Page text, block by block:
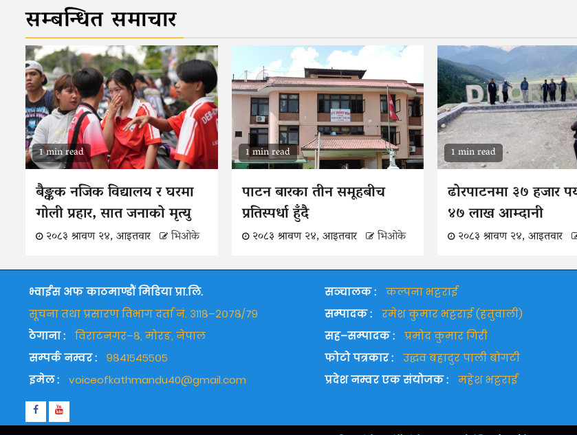
सम्बन्धित समाचार
1 min read
बैङ्कक नजिक विद्यालय र घरमा
गोली प्रहार, सात जनाको मृत्यु
२०८३ श्रावण २४, आइतवार भिओके
1 min read
पाटन बारका तीन समूहबीच
प्रतिस्पर्धा हुँदै
२०८३ श्रावण २४, आइतवार भिओके
1 min read
ढोरपाटनमा ३७ हजार
४७ लाख आम्दानी
२०८३ श्रावण २४, आइतवार
भ्वाईस अफ काठमाण्डौं मिडिया प्रा.लि.
सूचना तथा प्रसारण विभाग दर्ता नं. ३११८–२०७८/७९
ठेगाना :
विराटनगर–८, मोरङ, नेपाल
सम्पर्क नम्वर :
९८४१५४५५०५
इमेल :
voiceofkathmandu40@gmail.com
सञ्चालक :
कल्पना भट्टराई
सम्पादक :
रमेश कुमार भट्टराई (हतुवाली)
सह–सम्पादक :
प्रमोद कुमार गिरी
फोटो पत्रकार :
उद्धव बहादुर पाली बोगटी
प्रदेश नम्वर एक संयोजक :
महेश भट्टराई
Facebook
Youtube